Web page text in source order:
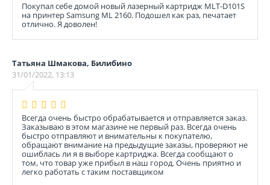
Покупал себе домой новый лазерный картридж MLT-D101S
на принтер Sаmsung ML 2160. Подошел как раз, печатает
отлично. Я доволен!
Татьяна Шмакова, Билибино
31/01/2022, 13:13
Всегда очень быстро обрабатывается и отправляется заказ.
Заказываю в этом магазине не первый раз. Всегда очень
быстро отправляют и внимательны к покупателю,
обращают внимание на предыдущие заказы, проверяют не
ошиблась ли я в выборе картриджа. Всегда сообщают о
том, что товар уже прибыл в наш город. Очень приятно и
легко работать с таким поставщиком